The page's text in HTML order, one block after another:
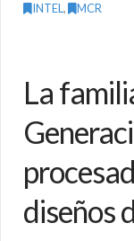
INTEL , MCR
La
diseños